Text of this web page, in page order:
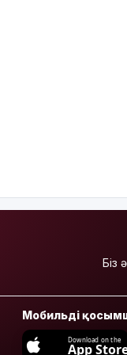
Біз
Мобильді
Download on the
App